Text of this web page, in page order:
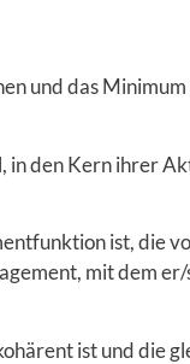
und das
in den Kern ihrer
ist, die
mit dem
ist und die